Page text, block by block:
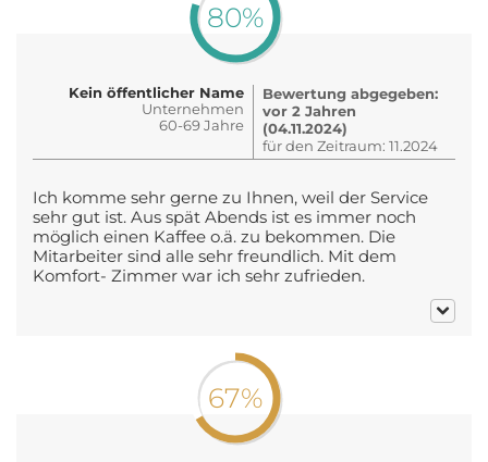
80%
Kein öffentlicher Name
Unternehmen
60-69 Jahre
Bewertung abgegeben:
vor 2 Jahren
(04.11.2024)
für den Zeitraum: 11.2024
Ich komme sehr gerne zu Ihnen, weil der Service
sehr gut ist. Aus spät Abends ist es immer noch
möglich einen Kaffee o.ä. zu bekommen. Die
Mitarbeiter sind alle sehr freundlich. Mit dem
Komfort- Zimmer war ich sehr zufrieden.
67%